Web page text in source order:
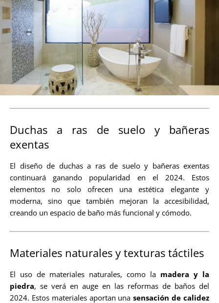
Duchas a ras de suelo y bañeras
exentas
El diseño de duchas a ras de suelo y bañeras exentas
continuará ganando popularidad en el 2024. Estos
elementos no solo ofrecen una estética elegante y
moderna, sino que también mejoran la accesibilidad,
creando un espacio de baño más funcional y cómodo.
Materiales naturales y texturas táctiles
El uso de materiales naturales, como la madera y la
piedra, se verá en auge en las reformas de baños del
2024. Estos materiales aportan unasensación de calidez